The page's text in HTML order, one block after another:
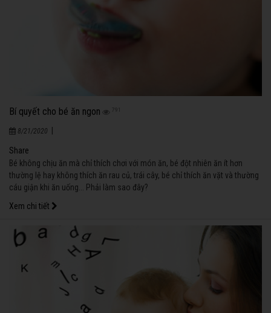
Bí quyết cho bé ăn ngon 791
8/21/2020
Share
Bé không chịu ăn mà chỉ thích chơi với món ăn, bé đột nhiên ăn ít hơn
thường lệ hay không thích ăn rau củ, trái cây, bé chỉ thích ăn vặt và thường
cáu giận khi ăn uống... Phải làm sao đây?
Xem chi tiết